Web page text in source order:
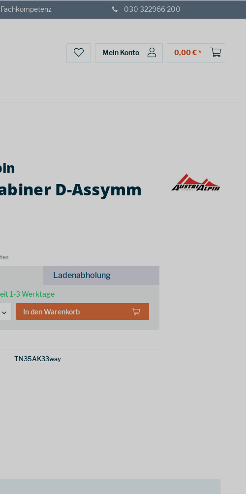
030 322966 200
Mein Konto 0,00 € *
D-Assymm
Ladenabholung
1-3 Werktage
In denWarenkorb
TN35AK33way